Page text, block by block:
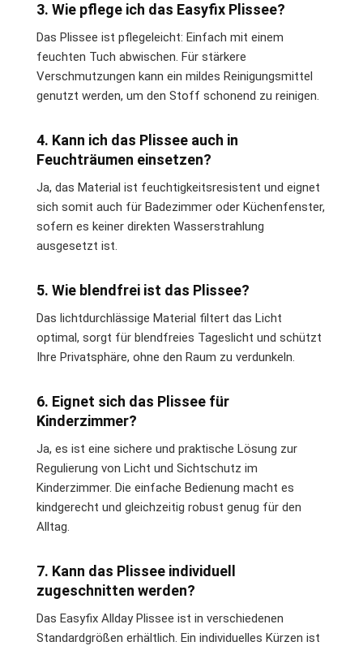
3. Wie pflege ich das Easyfix Plissee?
Das Plissee ist pflegeleicht: Einfach mit einem
feuchten Tuch abwischen. Für stärkere
Verschmutzungen kann ein mildes Reinigungsmittel
genutzt werden, um den Stoff schonend zu reinigen.
4. Kann ich das Plissee auch in
Feuchträumen einsetzen?
Ja, das Material ist feuchtigkeitsresistent und eignet
sich somit auch für Badezimmer oder Küchenfenster,
sofern es keiner direkten Wasserstrahlung
ausgesetzt ist.
5. Wie blendfrei ist das Plissee?
Das lichtdurchlässige Material filtert das Licht
optimal, sorgt für blendfreies Tageslicht und schützt
Ihre Privatsphäre, ohne den Raum zu verdunkeln.
6. Eignet sich das Plissee für
Kinderzimmer?
Ja, es ist eine sichere und praktische Lösung zur
Regulierung von Licht und Sichtschutz im
Kinderzimmer. Die einfache Bedienung macht es
kindgerecht und gleichzeitig robust genug für den
Alltag.
7. Kann das Plissee individuell
zugeschnitten werden?
Das Easyfix Allday Plissee ist in verschiedenen
Standardgrößen erhältlich. Ein individuelles Kürzen ist